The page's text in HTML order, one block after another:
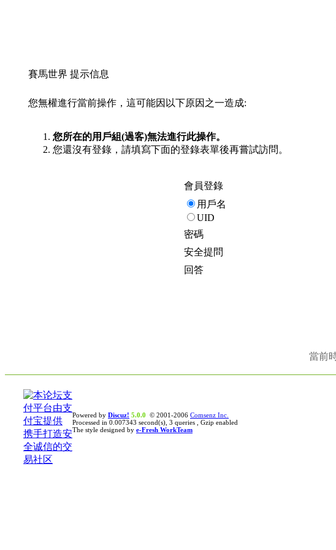
賽馬世界 提示信息
您無權進行當前操作，這可能因以下原因之一造成:
您所在的用戶組(過客)無法進行此操作。
您還沒有登錄，請填寫下面的登錄表單後再嘗試訪問。
會員登錄
用戶名
UID
密碼
安全提問
回答
當前
Powered by Discuz! 5.0.0 © 2001-2006 Comsenz Inc.
Processed in 0.007343 second(s), 3 queries , Gzip enabled
The style designed by e-Fresh WorkTeam